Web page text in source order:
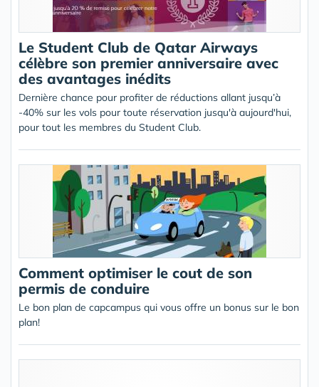
Le Student Club de Qatar Airways
célèbre son premier anniversaire avec
des avantages inédits
Dernière chance pour profiter de réductions allant jusqu’à
-40% sur les vols pour toute réservation jusqu'à aujourd'hui,
pour tout les membres du Student Club.
Comment optimiser le cout de son
permis de conduire
Le bon plan de capcampus qui vous offre un bonus sur le bon
plan!